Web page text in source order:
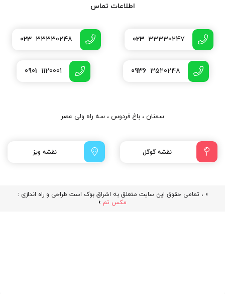
اطلاعات تماس
023 33330247
023 33330248
0936 3520248
0901 1120001
سمنان ، باغ فردوس ، سه راه ولی عصر
نقشه گوگل نقشه ویز
« ، تمامی حقوق این سایت متعلق به اشراق بوک است طراحی و راه اندازی :
مکس تم »